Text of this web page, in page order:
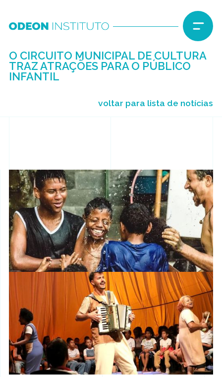
O CIRCUITO MUNICIPAL DE CULTURA
TRAZ ATRAÇÕES PARA O PÚBLICO
INFANTIL
voltar para lista de notícias